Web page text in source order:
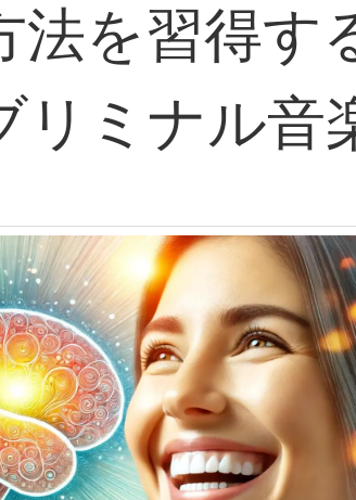
法を習得す
リミナル音